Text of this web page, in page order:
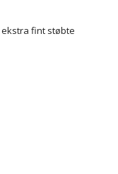
ekstra fint støbte